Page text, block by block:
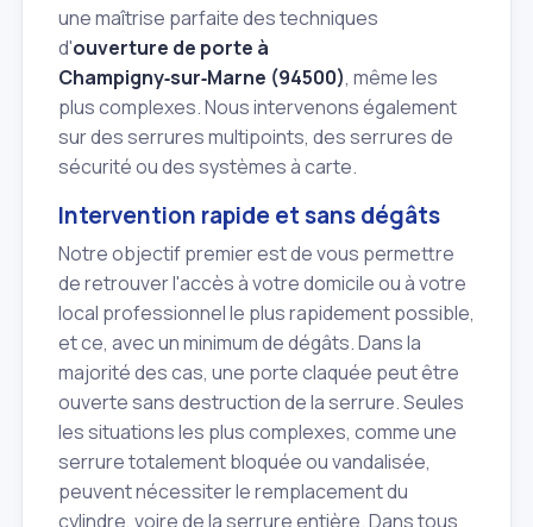
une maîtrise parfaite des techniques
d'ouverture de porte à
Champigny‑sur‑Marne (94500), même les
plus complexes. Nous intervenons également
sur des serrures multipoints, des serrures de
sécurité ou des systèmes à carte.
Intervention rapide et sans dégâts
Notre objectif premier est de vous permettre
de retrouver l'accès à votre domicile ou à votre
local professionnel le plus rapidement possible,
et ce, avec un minimum de dégâts. Dans la
majorité des cas, une porte claquée peut être
ouverte sans destruction de la serrure. Seules
les situations les plus complexes, comme une
serrure totalement bloquée ou vandalisée,
peuvent nécessiter le remplacement du
cylindre, voire de la serrure entière. Dans tous